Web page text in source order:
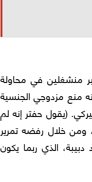
في 24 كانون الأول/ ديسمبر منشغلين في محاولة
منع مزدوجي الجنسية
(يقول حفتر إنه لم
ومن خلال رفضه تمرير
الذي ربما يكون